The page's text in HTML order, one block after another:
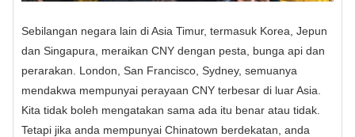
Sebilangan negara lain di Asia Timur, termasuk Korea, Jepun
dan Singapura, meraikan CNY dengan pesta, bunga api dan
perarakan. London, San Francisco, Sydney, semuanya
mendakwa mempunyai perayaan CNY terbesar di luar Asia.
Kita tidak boleh mengatakan sama ada itu benar atau tidak.
Tetapi jika anda mempunyai Chinatown berdekatan, anda